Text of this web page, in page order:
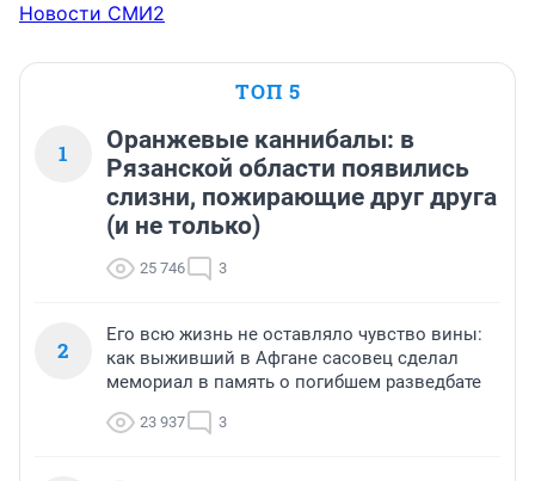
Новости СМИ2
ТОП 5
1
Оранжевые каннибалы: в
Рязанской области появились
слизни, пожирающие друг друга
(и не только)
25 746 3
2
Его всю жизнь не оставляло чувство вины:
как выживший в Афгане сасовец сделал
мемориал в память о погибшем разведбате
23 937 3